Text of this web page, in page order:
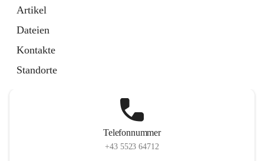
Artikel
Dateien
Kontakte
Standorte
Telefonnummer
+43 5523 64712